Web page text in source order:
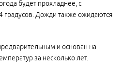
будет прохладнее, с
градусов. Дожди также ожидаются
и основан на
за несколько лет.